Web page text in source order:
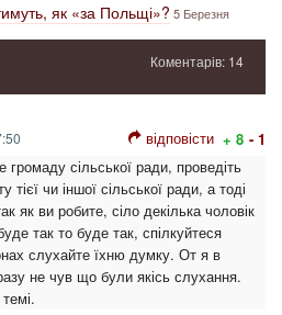
як «за Польщі»? 5 Березня
Коментарів: 14
відповісти + 8 - 1
сільської ради, проведіть
чи іншої сільської ради, а тоді
як ви робите, сіло декілька чоловік
так то буде так, спілкуйтеся
слухайте їхню думку. От я в
не чув що були якісь слухання.